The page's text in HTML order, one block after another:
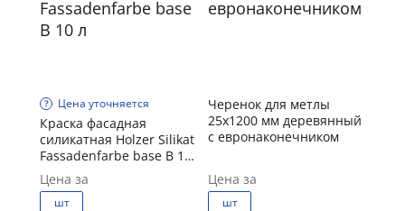
Цена уточняется
Краска фасадная
силикатная Holzer Silikat
Fassadenfarbe base B 10
л
Цена за
шт
Черенок для метлы
25х1200 мм деревянный
с евронаконечником
Цена за
шт